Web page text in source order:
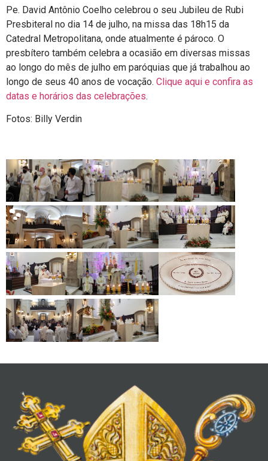
Pe. David Antônio Coelho celebrou o seu Jubileu de Rubi
Presbiteral no dia 14 de julho, na missa das 18h15 da
Catedral Metropolitana, onde atualmente é pároco. O
presbítero também celebra a ocasião em diversas missas
ao longo do mês de julho em paróquias que já trabalhou ao
longo de seus 40 anos de vocação. Clique aqui e confira as
datas e horários das celebrações.
Fotos: Billy Verdin